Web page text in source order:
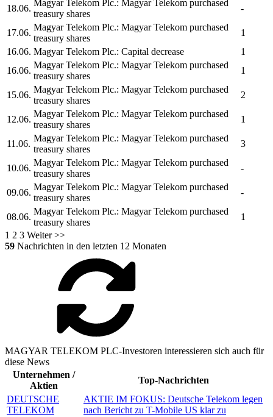
18.06.
Magyar Telekom Plc.: Magyar Telekom purchased
treasury shares
-
17.06.
Magyar Telekom Plc.: Magyar Telekom purchased
treasury shares
1
16.06. Magyar Telekom Plc.: Capital decrease
1
16.06.
Magyar Telekom Plc.: Magyar Telekom purchased
treasury shares
1
15.06.
Magyar Telekom Plc.: Magyar Telekom purchased
treasury shares
2
12.06.
Magyar Telekom Plc.: Magyar Telekom purchased
treasury shares
1
11.06.
Magyar Telekom Plc.: Magyar Telekom purchased
treasury shares
3
10.06.
Magyar Telekom Plc.: Magyar Telekom purchased
treasury shares
-
09.06.
Magyar Telekom Plc.: Magyar Telekom purchased
treasury shares
-
08.06.
Magyar Telekom Plc.: Magyar Telekom purchased
treasury shares
1
1 2 3 Weiter >>
59 Nachrichten in den letzten 12 Monaten
MAGYAR TELEKOM PLC-Investoren interessieren sich auch für
diese News
Unternehmen /
Aktien
Top-Nachrichten
DEUTSCHE
TELEKOM
AKTIE IM FOKUS: Deutsche Telekom legen
nach Bericht zu T-Mobile US klar zu